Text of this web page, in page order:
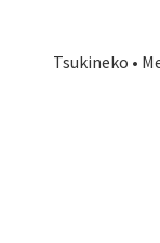
Tsukineko •